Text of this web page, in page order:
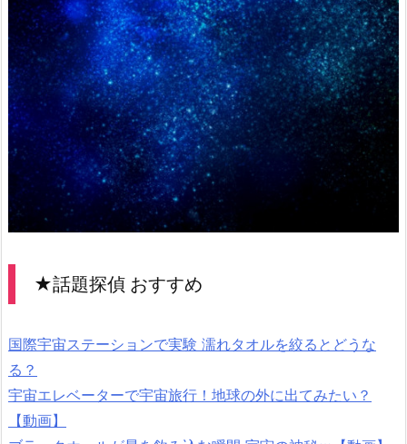
★話題探偵 おすすめ
国際宇宙ステーションで実験 濡れタオルを絞るとどうな
る？
宇宙エレベーターで宇宙旅行！地球の外に出てみたい？
【動画】